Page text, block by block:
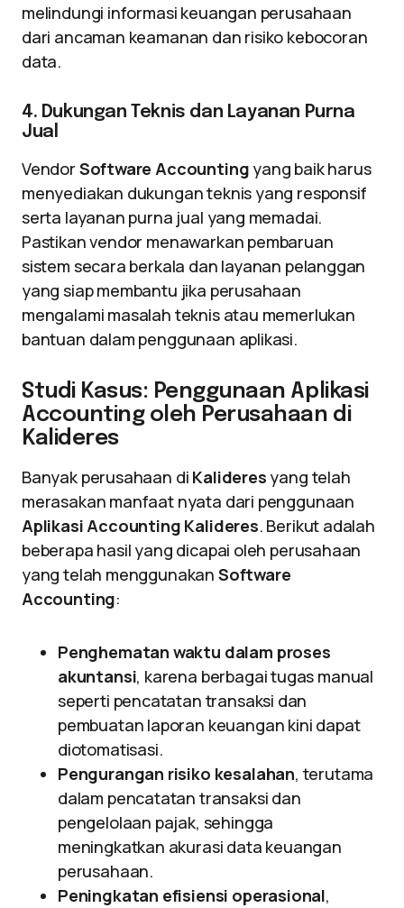
melindungi informasi keuangan perusahaan
dari ancaman keamanan dan risiko kebocoran
data.
4. Dukungan Teknis dan Layanan Purna
Jual
Vendor Software Accounting yang baik harus
menyediakan dukungan teknis yang responsif
serta layanan purna jual yang memadai.
Pastikan vendor menawarkan pembaruan
sistem secara berkala dan layanan pelanggan
yang siap membantu jika perusahaan
mengalami masalah teknis atau memerlukan
bantuan dalam penggunaan aplikasi.
Studi Kasus: Penggunaan Aplikasi
Accounting oleh Perusahaan di
Kalideres
Banyak perusahaan di Kalideres yang telah
merasakan manfaat nyata dari penggunaan
Aplikasi Accounting Kalideres. Berikut adalah
beberapa hasil yang dicapai oleh perusahaan
yang telah menggunakan Software
Accounting:
Penghematan waktu dalam proses
akuntansi, karena berbagai tugas manual
seperti pencatatan transaksi dan
pembuatan laporan keuangan kini dapat
diotomatisasi.
Pengurangan risiko kesalahan, terutama
dalam pencatatan transaksi dan
pengelolaan pajak, sehingga
meningkatkan akurasi data keuangan
perusahaan.
Peningkatan efisiensi operasional,